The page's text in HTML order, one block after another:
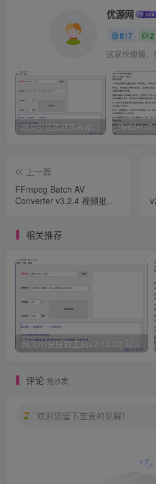
优源网
817 2
这家伙很懒
网文小说提取工具v2.10.02 可以自动下载小说 从此不再花钱看小说
上一篇
FFmpeg Batch AV
Converter v3.2.4 视频批量
相关推荐
网文小说提取工具v2.10.02 可以自动下载小说 从此不再花钱看小说
评论 抢沙发
欢迎您留下宝贵的见解！